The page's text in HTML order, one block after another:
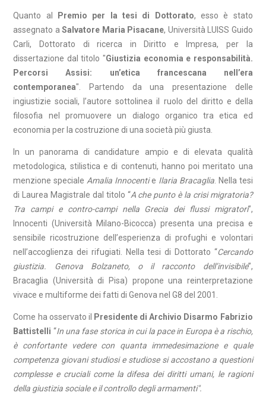
Quanto al Premio per la tesi di Dottorato, esso è stato
assegnato aSalvatore Maria Pisacane, Università LUISS Guido
Carli, Dottorato di ricerca in Diritto e Impresa, per la
dissertazione dal titolo "Giustizia economia e responsabilità.
Percorsi Assisi: un’etica francescana nell’era
contemporanea". Partendo da una presentazione delle
ingiustizie sociali, l’autore sottolinea il ruolo del diritto e della
filosofia nel promuovere un dialogo organico tra etica ed
economia per la costruzione di una società più giusta.
In un panorama di candidature ampio e di elevata qualità
metodologica, stilistica e di contenuti, hanno poi meritato una
menzione speciale Amalia Innocentie Ilaria Bracaglia. Nella tesi
di Laurea Magistrale dal titolo “A che punto è la crisi migratoria?
Tra campi e contro-campi nella Grecia dei flussi migratori”,
Innocenti (Università Milano-Bicocca) presenta una precisa e
sensibile ricostruzione dell’esperienza di profughi e volontari
nell’accoglienza dei rifugiati. Nella tesi di Dottorato “Cercando
giustizia. Genova Bolzaneto, o il racconto dell’invisibile”,
Bracaglia (Università di Pisa) propone una reinterpretazione
vivace e multiforme dei fatti di Genova nel G8 del 2001.
Come ha osservato il
Presidente di Archivio Disarmo Fabrizio
Battistelli “In una fase storica in cui la pace in Europa è a rischio,
è confortante vedere con quanta immedesimazione e quale
competenza giovani studiosi e studiose si accostano a questioni
complesse e cruciali come la difesa dei diritti umani, le ragioni
della giustizia sociale e il controllo degli armamenti".